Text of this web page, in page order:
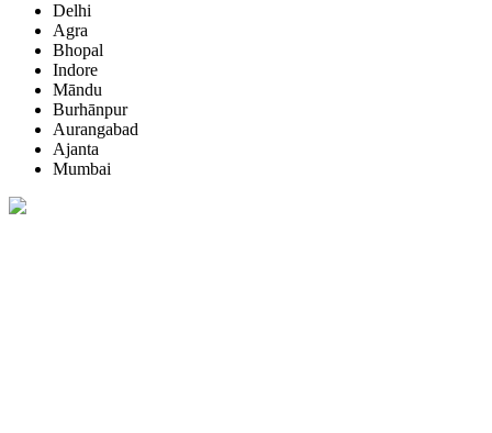
Delhi
Agra
Bhopal
Indore
Māndu
Burhānpur
Aurangabad
Ajanta
Mumbai